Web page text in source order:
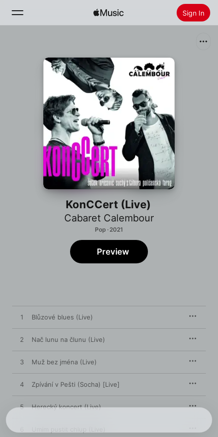
Sign In
Install Apple Music
KonCCert (Live)
Cabaret Calembour
Pop · 2021
Preview
1 Blůzové blues (Live)
2 Nač lunu na člunu (Live)
3 Muž bez jména (Live)
4 Zpívání v Pešti (Socha) [Live]
5 Herecký koncert (Live)